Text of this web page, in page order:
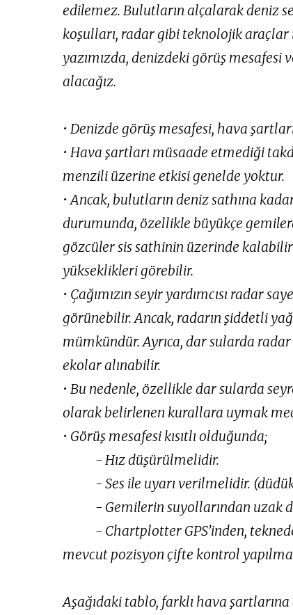
edilemez. Bulutların alçalarak deniz
koşulları, radar gibi teknolojik araçlar
yazımızda, denizdeki görüş
alacağız.
• Denizde görüş mesafesi, hava
• Hava şartları müsaade etmediği
menzili üzerine etkisi genelde yoktur.
• Ancak, bulutların deniz sathına
durumunda, özellikle büyükçe
gözcüler sis sathinin üzerinde
yükseklikleri görebilir.
• Çağımızın seyir yardımcısı radar
görünebilir. Ancak, radarın şiddetli
mümkündür. Ayrıca, dar sularda radar
ekolar alınabilir.
• Bu nedenle, özellikle dar sularda
olarak belirlenen kurallara uymak
• Görüş mesafesi kısıtlı olduğunda;
- Hız düşürülmelidir.
- Ses ile uyarı verilmelidir.
- Gemilerin suyollarından uzak
- Chartplotter GPS’inden,
mevcut pozisyon çifte kontrol
Aşağıdaki tablo, farklı hava